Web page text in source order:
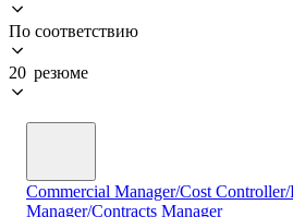
По соответствию
20 резюме
Commercial Manager/Cost Controller/
Manager/Contracts Manager